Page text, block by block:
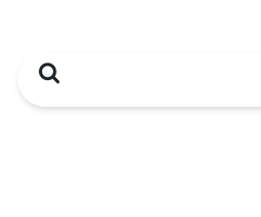
Search